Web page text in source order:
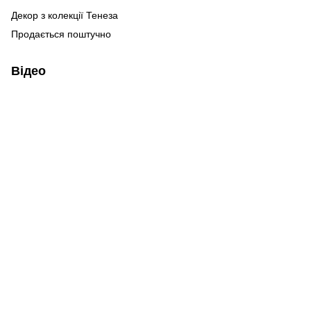
Декор з колекції Тенеза
Продається поштучно
Відео